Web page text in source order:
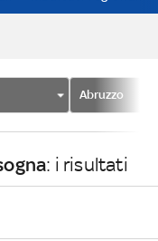
Abruzzo
: i risultati